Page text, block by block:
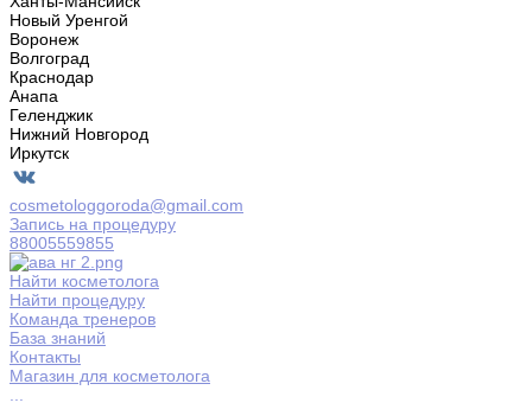
Новый Уренгой
Воронеж
Волгоград
Краснодар
Анапа
Геленджик
Нижний Новгород
Иркутск
cosmetologgoroda@gmail.com
Запись на процедуру
88005559855
Найти косметолога
Найти процедуру
Команда тренеров
База знаний
Контакты
Магазин для косметолога